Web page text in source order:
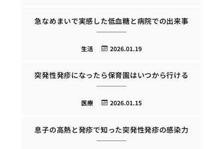
急なめまいで実感した低血糖と病院での出来事
2026.01.19
生活
突発性発疹になったら保育園はいつから行ける
2026.01.15
医療
息子の高熱と発疹で知った突発性発疹の感染力